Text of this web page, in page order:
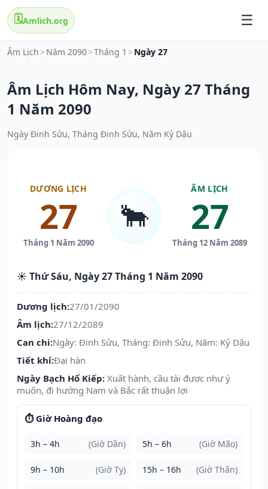
🗓️Amlich.org
Âm Lịch > Năm 2090>Tháng 1 > Ngày 27
Âm Lịch Hôm Nay, Ngày 27 Tháng
1 Năm 2090
Ngày Đinh Sửu, Tháng Đinh Sửu, Năm Kỷ Dậu
DƯƠNG LỊCH
27
Tháng 1 Năm 2090
🐂
ÂM LỊCH
27
Tháng 12 Năm 2089
☀️ Thứ Sáu, Ngày 27 Tháng 1 Năm 2090
Dương lịch:27/01/2090
Âm lịch:27/12/2089
Can chi:Ngày: Đinh Sửu, Tháng: Đinh Sửu, Năm: Kỷ Dậu
Tiết khí:Đại hàn
Ngày Bạch Hổ Kiếp: Xuất hành, cầu tài được như ý
muốn, đi hướng Nam và Bắc rất thuận lợi
⏱️ Giờ Hoàng đạo
3h – 4h (Giờ Dần) 5h – 6h (Giờ Mão)
9h – 10h (Giờ Tỵ) 15h – 16h (Giờ Thân)